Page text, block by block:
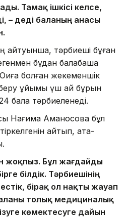
Тамақ ішкісі келсе,
– деді баланың анасы
айтуынша, тәрбиеші бұған
бұдан балабақша
болған жекеменшік
беру ұйымы үш ай бұрын
бала тәрбиеленеді.
Нағима Аманқосова бұл
айтып, ата-
жоқпыз. Бұл жағдайды
білдік. Тәрбиешінің
бірақ ол нақты жауап
толық медициналық
көмектесуге дайын